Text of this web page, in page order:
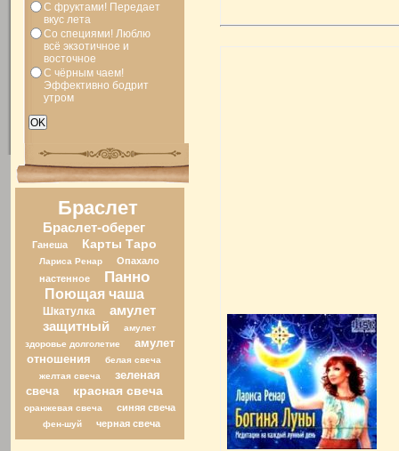
С фруктами! Передает
вкус лета
Со специями! Люблю
всё экзотичное и
восточное
С чёрным чаем!
Эффективно бодрит
утром
Браслет
Браслет-оберег
Ганеша Карты Таро
Лариса Ренар
Опахало
настенное
Панно
Поющая чаша
Шкатулка
амулет
защитный
амулет
здоровье долголетие
амулет
отношения
белая свеча
желтая свеча
зеленая
свеча
красная свеча
оранжевая свеча синяя свеча
фен-шуй черная свеча